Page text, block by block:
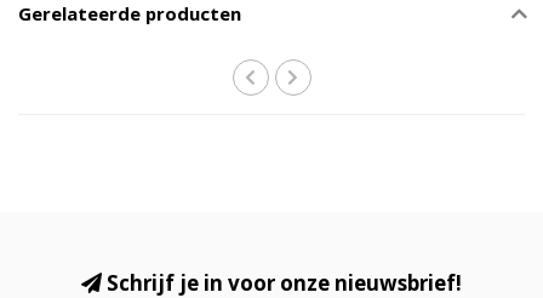
Gerelateerde producten
Schrijf je in voor onze nieuwsbrief!